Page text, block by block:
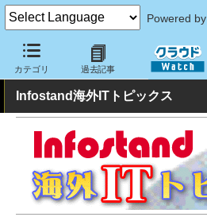
Powered by
カテゴリ 過去記事
クラウド Watch トピック 業界動向
Infostand海外ITトピックス